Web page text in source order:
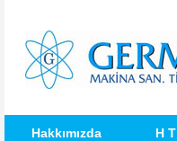
Hakkımızda H